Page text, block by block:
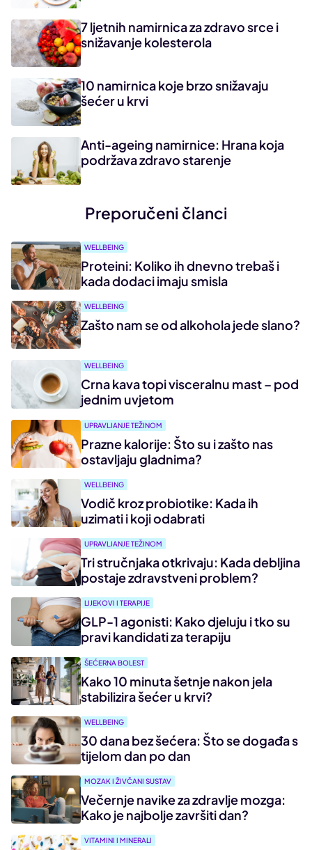
7 ljetnih namirnica za zdravo srce i
snižavanje kolesterola
10 namirnica koje brzo snižavaju
šećer u krvi
Anti-ageing namirnice: Hrana koja
podržava zdravo starenje
Preporučeni članci
WELLBEING
Proteini: Koliko ih dnevno trebaš i
kada dodaci imaju smisla
WELLBEING
Zašto nam se od alkohola jede slano?
WELLBEING
Crna kava topi visceralnu mast – pod
jednim uvjetom
UPRAVLJANJE TEŽINOM
Prazne kalorije: Što su i zašto nas
ostavljaju gladnima?
WELLBEING
Vodič kroz probiotike: Kada ih
uzimati i koji odabrati
UPRAVLJANJE TEŽINOM
Tri stručnjaka otkrivaju: Kada debljina
postaje zdravstveni problem?
LIJEKOVI I TERAPIJE
GLP-1 agonisti: Kako djeluju i tko su
pravi kandidati za terapiju
ŠEĆERNA BOLEST
Kako 10 minuta šetnje nakon jela
stabilizira šećer u krvi?
WELLBEING
30 dana bez šećera: Što se događa s
tijelom dan po dan
MOZAK I ŽIVČANI SUSTAV
Večernje navike za zdravlje mozga:
Kako je najbolje završiti dan?
VITAMINI I MINERALI